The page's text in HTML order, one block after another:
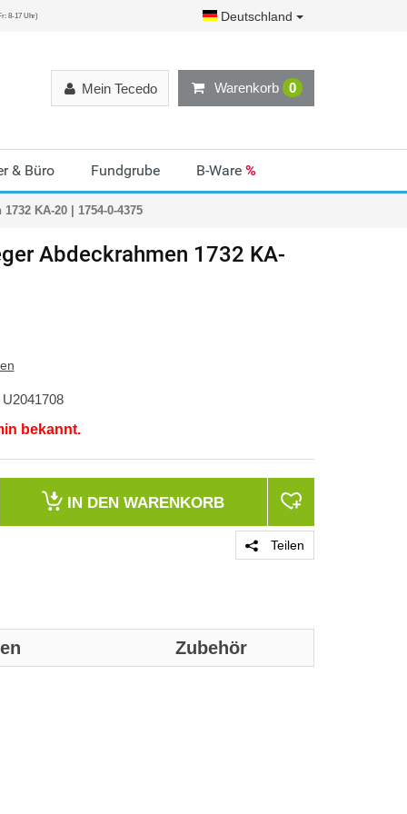
8-17 Uhr) Deutschland
Warenkorb 0
Mein Tecedo
& Büro Fundgrube B-Ware %
KA-20 | 1754-0-4375
Abdeckrahmen 1732 KA-
U2041708
bekannt.
IN DEN WARENKORB
Teilen
Zubehör